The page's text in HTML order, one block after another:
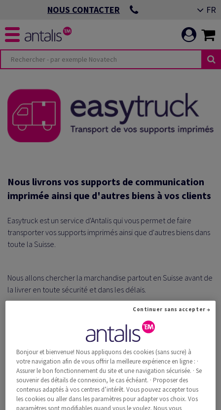
NOUS CONTACTER FR
Nous livrons vos supports de communication
imprimée ainsi que d'autres biens à vos clients
Easytruck est un service d'Antalis qui vous permet de faire
transporter vos supports imprimés ainsi que d'autres biens dans
toute la Suisse.
Nous allons chercher la marchandise partout en Suisse avant de
la livrer en toute sécurité et dans les délais.
Bonjour et bienvenue! Nous appliquons des cookies (sans sucre) à
votre navigation afin de vous offrir la meilleure expérience en ligne : ·
Assurer le bon fonctionnement du site et une navigation sécurisée. · Se
souvenir des détails de connexion, le cas échéant. · Proposer des
contenus adaptés à vos centres d’intérêt. Vous pouvez accepter tous
les cookies ou aller dans les paramètres pour adapter vos choix. Vos
paramètres sont modifiables quand vous le voulez. Nous vous
Continuer sans accepter →